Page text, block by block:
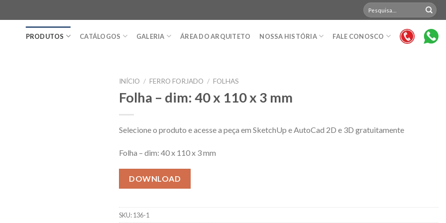
Pesquisar
por:
PRODUTOS CATÁLOGOS GALERIA ÁREA DO ARQUITETO NOSSA HISTÓRIA FALE CONOSCO
INÍCIO / FERRO FORJADO / FOLHAS
Folha – dim: 40 x 110 x 3 mm
Selecione o produto e acesse a peça em SketchUp e AutoCad 2D e 3D gratuitamente
Folha – dim: 40 x 110 x 3 mm
DOWNLOAD
SKU:136-1